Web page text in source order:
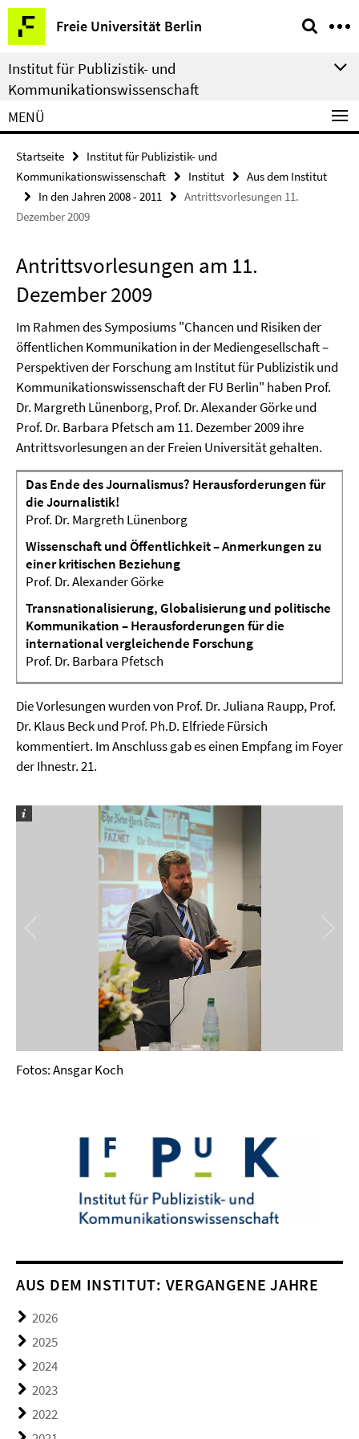
Springe
direkt
zu
Inhalt
Freie Universität Berlin
Service-
Navigation
Institut für Publizistik- und
Kommunikationswissenschaft
MENÜ
Startseite
Institut für Publizistik- und
Kommunikationswissenschaft
Institut
Aus dem Institut
In den Jahren 2008 - 2011
Antrittsvorlesungen 11.
Dezember 2009
Antrittsvorlesungen am 11.
Dezember 2009
Im Rahmen des Symposiums "Chancen und Risiken der
öffentlichen Kommunikation in der Mediengesellschaft –
Perspektiven der Forschung am Institut für Publizistik und
Kommunikationswissenschaft der FU Berlin" haben Prof.
Dr. Margreth Lünenborg, Prof. Dr. Alexander Görke und
Prof. Dr. Barbara Pfetsch am 11. Dezember 2009 ihre
Antrittsvorlesungen an der Freien Universität gehalten.
Das Ende des Journalismus? Herausforderungen für
die Journalistik!
Prof. Dr. Margreth Lünenborg
Wissenschaft und Öffentlichkeit – Anmerkungen zu
einer kritischen Beziehung
Prof. Dr. Alexander Görke
Transnationalisierung, Globalisierung und politische
Kommunikation – Herausforderungen für die
international vergleichende Forschung
Prof. Dr. Barbara Pfetsch
Die Vorlesungen wurden von Prof. Dr. Juliana Raupp, Prof.
Dr. Klaus Beck und Prof. Ph.D. Elfriede Fürsich
kommentiert. Im Anschluss gab es einen Empfang im Foyer
der Ihnestr. 21.
Fotos: Ansgar Koch
AUS DEM INSTITUT: VERGANGENE JAHRE
2026
2025
2024
2023
2022